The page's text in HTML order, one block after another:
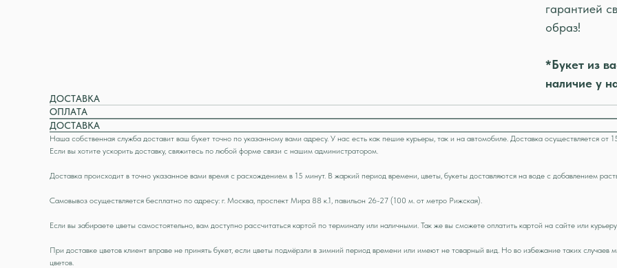
гарантией
образ!
*Букет из
наличие у
ДОСТАВКА
ОПЛАТА
ДОСТАВКА
Наша собственная служба доставит ваш букет точно по указанному вами адресу. У нас есть как пешие курьеры, так и на автомобиле. Доставка осуществляется от
Если вы хотите ускорить доставку, свяжитесь по любой форме связи с нашим администратором.
Доставка происходит в точно указанное вами время с расхождением в 15 минут. В жаркий период времени, цветы, букеты доставляются на воде с добавлением
Самовывоз осуществляется бесплатно по адресу: г. Москва, проспект Мира 88 к.1, павильон 26-27 (100 м. от метро Рижская).
Если вы забираете цветы самостоятельно, вам доступно рассчитаться картой по терминалу или наличными. Так же вы сможете оплатить картой на сайте или
При доставке цветов клиент вправе не принять букет, если цветы подмёрзли в зимний период времени или имеют не товарный вид. Но во избежание таких
цветов.